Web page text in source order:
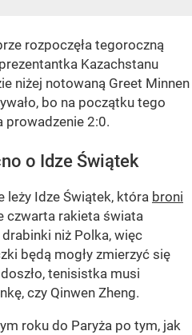
rozpoczęła tegoroczną
Kazachstanu
niżej notowaną Greet Minnen
bo na początku tego
prowadzenie 2:0.
o Idze Świątek
leży Idze Świątek, która broni
czwarta rakieta świata
niż Polka, więc
będą mogły zmierzyć się
tenisistka musi
czy Qinwen Zheng.
roku do Paryża po tym, jak